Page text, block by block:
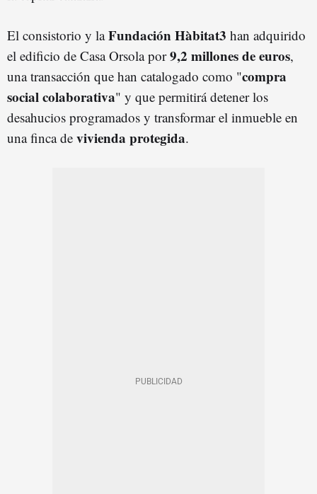
El consistorio y laFundación Hàbitat3 han adquirido
el edificio de Casa Orsola por9,2 millones de euros,
una transacción que han catalogado como "compra
social colaborativa" y que permitirá detener los
desahucios programados y transformar el inmueble en
una finca de vivienda protegida.